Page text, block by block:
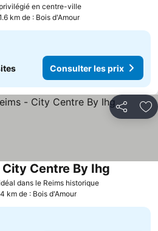
en centre-ville
km de : Bois d'Amour
Consulter les prix
Partager
dans le Reims historique
Centre By Ihg
km de : Bois d'Amour